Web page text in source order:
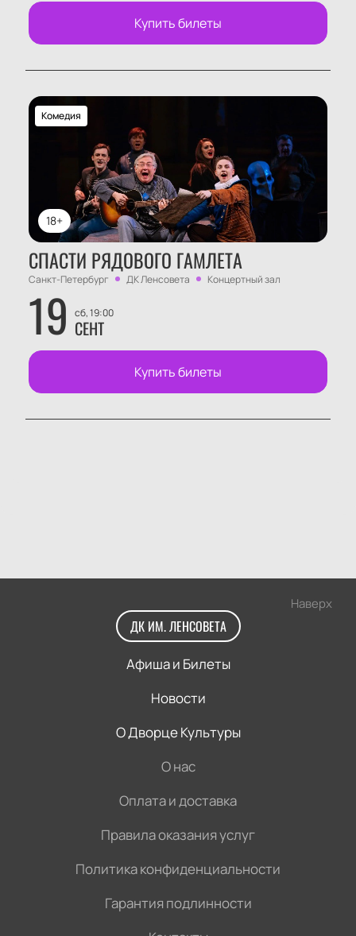
Купить билеты
18+
Комедия
СПАСТИ РЯДОВОГО ГАМЛЕТА
Санкт-Петербург ДК Ленсовета Концертный зал
19 сб, 19:00
СЕНТ
Купить билеты
Наверх
ДК ИМ. ЛЕНСОВЕТА
Афиша и Билеты
Новости
О Дворце Культуры
О нас
Оплата и доставка
Правила оказания услуг
Политика конфиденциальности
Гарантия подлинности